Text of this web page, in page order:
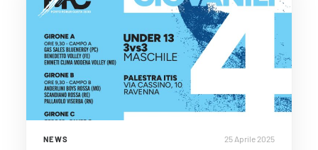
NEWS 25 Aprile 2025